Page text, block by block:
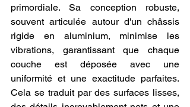
primordiale. Sa conception robuste,
souvent articulée autour d'un châssis
rigide en aluminium, minimise les
vibrations, garantissant que chaque
couche est déposée avec une
uniformité et une exactitude parfaites.
Cela se traduit par des surfaces lisses,